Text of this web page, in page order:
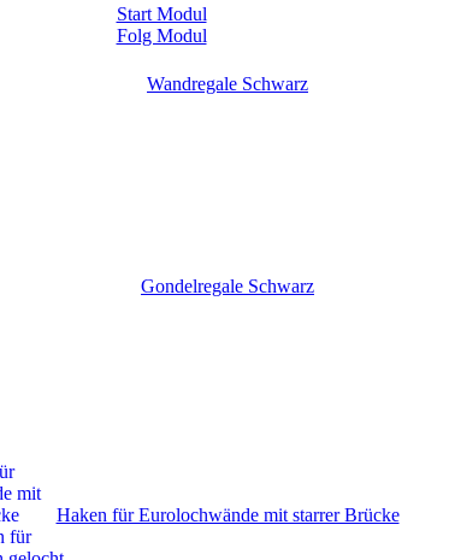
Start Modul
Folg Modul
Wandregale Schwarz
Gondelregale Schwarz
Haken für Eurolochwände mit starrer Brücke